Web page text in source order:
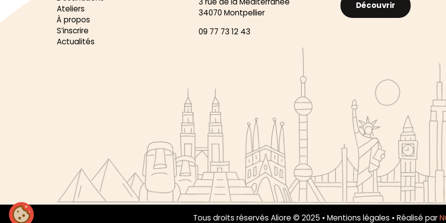
Ateliers
À propos
S’inscrire
Actualités
34070 Montpellier
09 77 73 12 43
Découvrir
Tous droits réservés Aliore © 2025 • Mentions légales • Réalisé par